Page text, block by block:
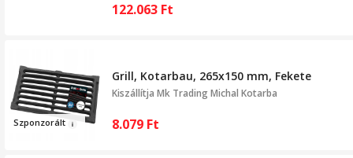
122.063 Ft
Szponzorált
Grill, Kotarbau, 265x150 mm, Fekete
Kiszállítja Mk Trading Michal Kotarba
8.079 Ft